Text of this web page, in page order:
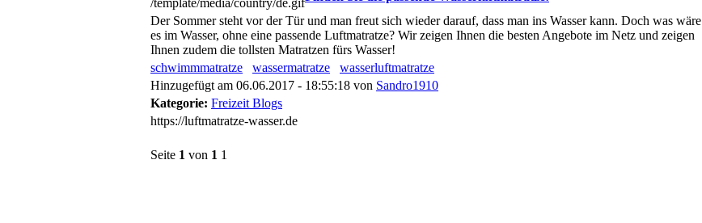
Der Sommer steht vor der Tür und man freut sich wieder darauf, dass man ins Wasser kann. Doch was wäre
es im Wasser, ohne eine passende Luftmatratze? Wir zeigen Ihnen die besten Angebote im Netz und zeigen
Ihnen zudem die tollsten Matratzen fürs Wasser!
schwimmmatratze
wassermatratze
wasserluftmatratze
Hinzugefügt am 06.06.2017 - 18:55:18 von Sandro1910
Kategorie: Freizeit Blogs
https://luftmatratze-wasser.de
Seite 1 von 1 1